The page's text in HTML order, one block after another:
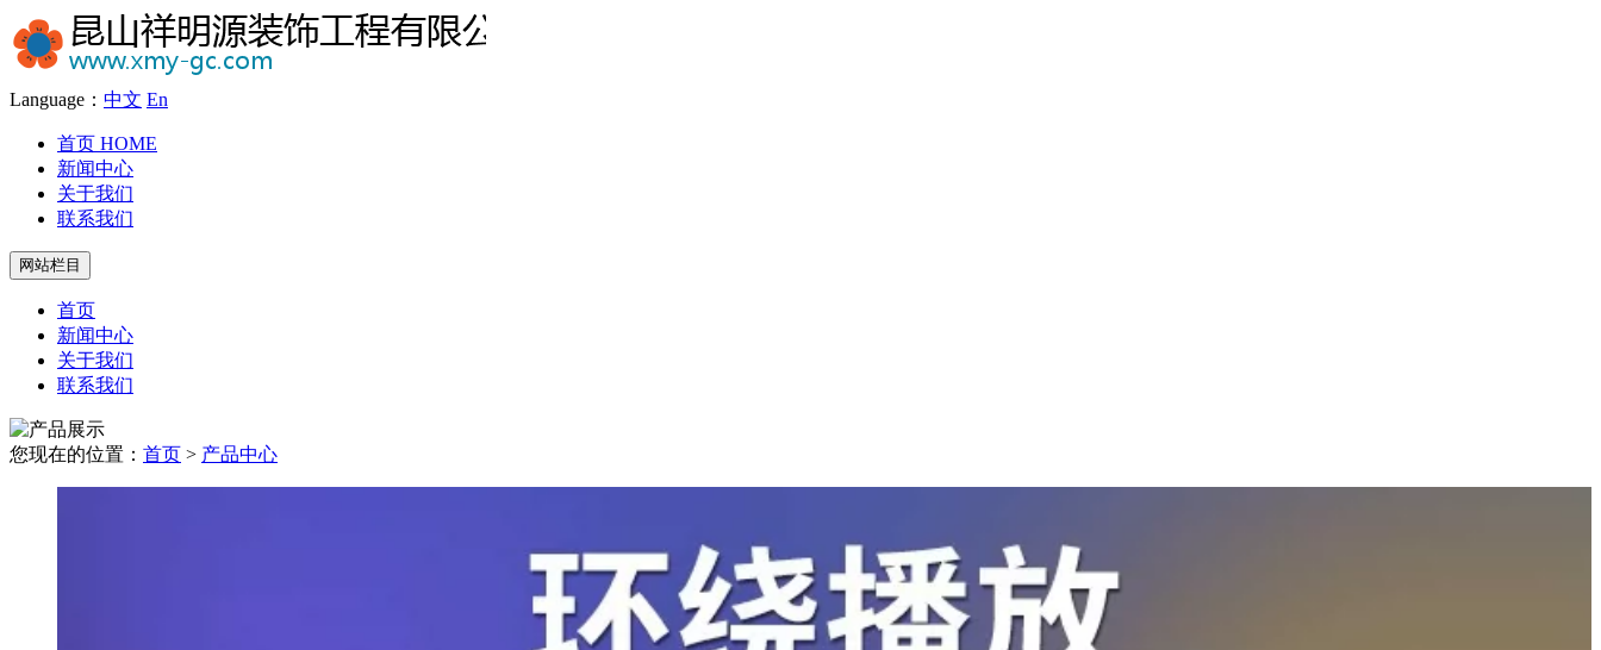
Language： 中文 En
首页 HOME
新闻中心
关于我们
联系我们
网站栏目
首页
新闻中心
关于我们
联系我们
您现在的位置： 首页 > 产品中心